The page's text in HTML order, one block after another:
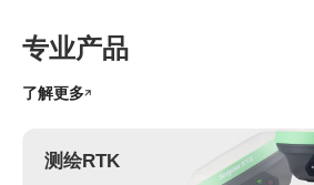
专业产品
了解更多
测绘RTK